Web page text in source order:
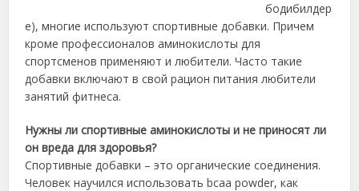
бодибилдер
е), многие используют спортивные добавки. Причем
кроме профессионалов аминокислоты для
спортсменов применяют и любители. Часто такие
добавки включают в свой рацион питания любители
занятий фитнеса.
Нужны ли спортивные аминокислоты и не приносят ли
он вреда для здоровья?
Спортивные добавки – это органические соединения.
Человек научился использовать bcaa powder, как